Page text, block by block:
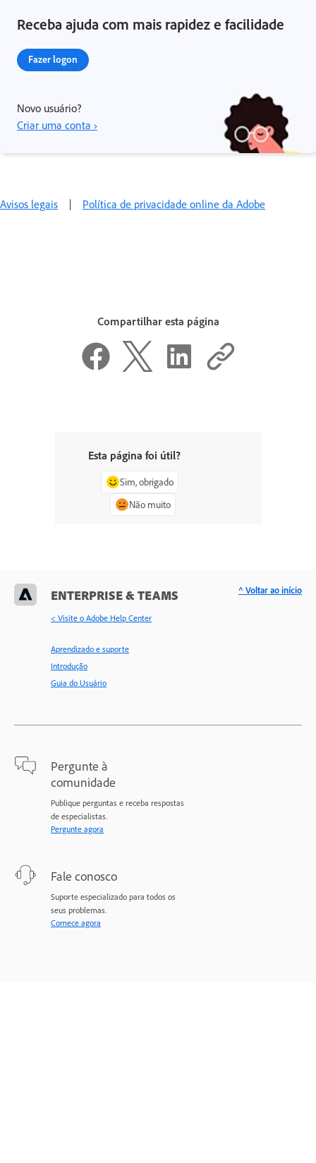
Receba ajuda com mais rapidez e facilidade
Fazer logon
Novo usuário?
Criar uma conta ›
Avisos legais | Política de privacidade online da Adobe
Compartilhar esta página
Esta página foi útil?
Sim, obrigado
Não muito
ENTERPRISE & TEAMS
< Visite o Adobe Help Center
Aprendizado e suporte
Introdução
Guia do Usuário
Pergunte à
comunidade
Publique perguntas e receba respostas
de especialistas.
Pergunte agora
Fale conosco
Suporte especializado para todos os
seus problemas.
Comece agora
^ Voltar ao início